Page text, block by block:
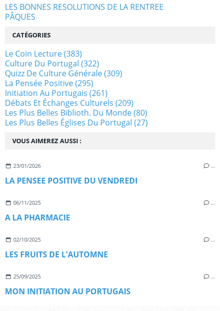
VOUS AIMEREZ AUSSI :
23/01/2026 …
LA PENSEE POSITIVE DU VENDREDI
06/11/2025 …
A LA PHARMACIE
02/10/2025 …
LES FRUITS DE L'AUTOMNE
25/09/2025 …
MON INITIATION AU PORTUGAIS
LES BONNES RESOLUTIONS DE LA RENTREE
PÂQUES
CATÉGORIES
Le Coin Lecture(383)
Culture Du Portugal (322)
Quizz De Culture Générale(309)
La Pensée Positive(295)
Initiation Au Portugais (261)
Débats Et Échanges Culturels (209)
Les Plus Belles Biblioth. Du Monde(80)
Les Plus Belles Églises Du Portugal (27)